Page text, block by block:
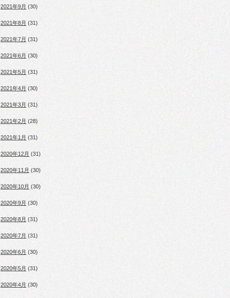
2021年9月 (30)
2021年8月 (31)
2021年7月 (31)
2021年6月 (30)
2021年5月 (31)
2021年4月 (30)
2021年3月 (31)
2021年2月 (28)
2021年1月 (31)
2020年12月 (31)
2020年11月 (30)
2020年10月 (30)
2020年9月 (30)
2020年8月 (31)
2020年7月 (31)
2020年6月 (30)
2020年5月 (31)
2020年4月 (30)